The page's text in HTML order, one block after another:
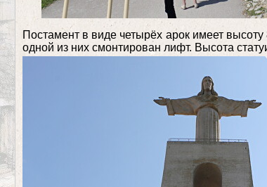
Постамент в виде четырёх арок имеет
одной из них смонтирован лифт. Высота